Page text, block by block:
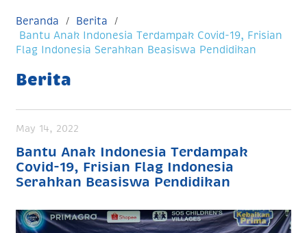
Beranda
Berita
Bantu Anak Indonesia Terdampak Covid-19, Frisian
Flag Indonesia Serahkan Beasiswa Pendidikan
Berita
May 14, 2022
Bantu Anak Indonesia Terdampak
Covid-19, Frisian Flag Indonesia
Serahkan Beasiswa Pendidikan